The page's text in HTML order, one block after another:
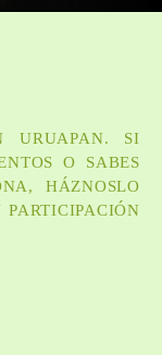
URUAPAN. SI
O SABES
HÁZNOSLO